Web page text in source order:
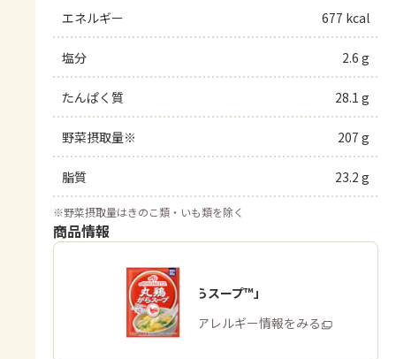
エネルギー 677 kcal
塩分 2.6 g
たんぱく質 28.1 g
野菜摂取量※ 207 g
脂質 23.2 g
※野菜摂取量はきのこ類・いも類を除く
商品情報
「丸鶏がらスープ™」
商品・アレルギー情報をみる